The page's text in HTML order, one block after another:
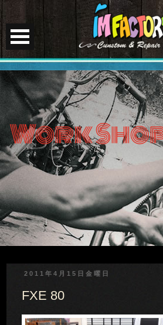
Work
2011年4月15日金曜日
FXE 80